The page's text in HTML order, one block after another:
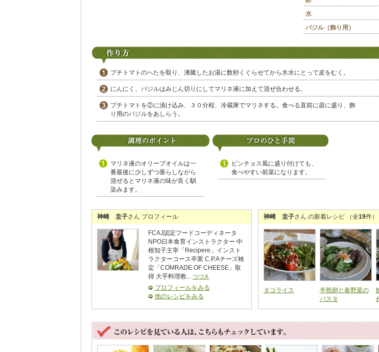
水
バジル（飾り用）
プチトマトのへたを取り、沸騰したお湯に数秒くぐらせてから氷水にとって皮をむく。
にんにく、バジルはみじん切りにしてマリネ液に加えて混ぜ合わせる。
プチトマトを②に漬け込み、３０分程、冷蔵庫でマリネする。食べる直前に器に盛り、飾
り用のバジルをあしらう。
マリネ液のオリーブオイルは一
番最後に少しずつ垂らしながら
混ぜるとマリネ液の味が良く馴
染みます。
ピンチョス風に盛り付けても、
食べやすい前菜になります。
神崎 圭子さん プロフィール
FCAJ認定フードコーディネータ
NPO日本食育インストラクター 中
根知子主宰「Recipere」インスト
ラクターコース卒業 C.P.Aチーズ検
定「COMRADE OF CHEESE」取
得 大手料理教... つづき
プロフィールをみる
他のレシピをみる
神崎 圭子さん の新着レシピ （全19件）
タコライス
半熟卵と春野菜の
パスタ